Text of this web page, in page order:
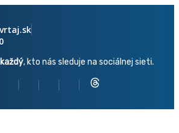
, kto nás sleduje na sociálnej sieti.